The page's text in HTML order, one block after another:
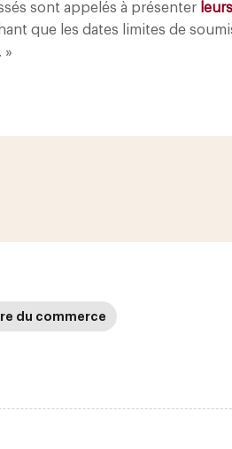
sont appelés à présenter
que les dates limites de
. »
du commerce